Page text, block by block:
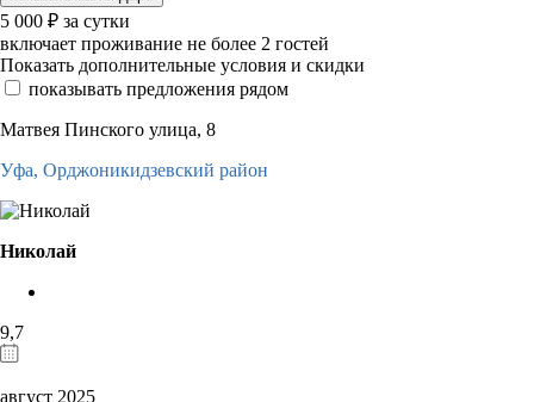
5 000 ₽ за сутки
включает проживание не более 2 гостей
Показать дополнительные условия и скидки
показывать предложения рядом
Матвея Пинского улица, 8
Уфа, Орджоникидзевский район
Николай
9,7
август 2025